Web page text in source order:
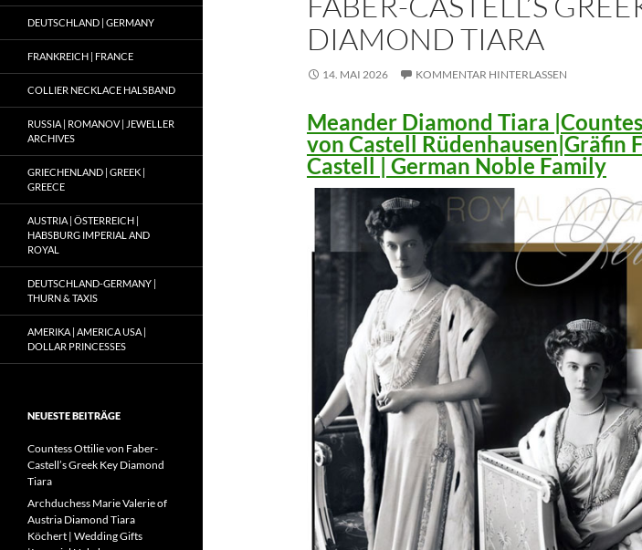
DIAMOND TIARA
14. MAI 2026 KOMMENTAR HINTERLASSEN
Meander Diamond Tiara
von Castell Rüdenhausen|Gräfin
Castell | German Noble Family
DEUTSCHLAND | GERMANY
FRANKREICH | FRANCE
COLLIER NECKLACE HALSBAND
RUSSIA | ROMANOV | JEWELLER
ARCHIVES
GRIECHENLAND | GREEK |
GREECE
AUSTRIA | ÖSTERREICH |
HABSBURG IMPERIAL AND
ROYAL
DEUTSCHLAND-GERMANY |
THURN & TAXIS
AMERIKA | AMERICA USA |
DOLLAR PRINCESSES
NEUESTE BEITRÄGE
Countess Ottilie von Faber-
Castell’s Greek Key Diamond
Tiara
Archduchess Marie Valerie of
Austria Diamond Tiara
Köchert | Wedding Gifts